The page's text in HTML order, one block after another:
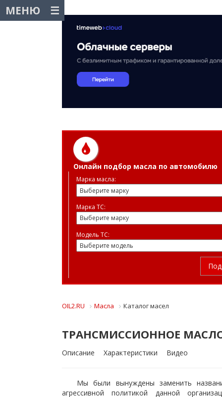
МЕНЮ
Онлайн подбор масла по автомобилю
Марка масла:
Марка ТС:
Модель ТС:
OIL2.RU Масла Каталог масел
ТРАНСМИССИОННОЕ МАСЛО
Описание Характеристики Видео
Мы были вынуждены заменить
агрессивной политикой данной